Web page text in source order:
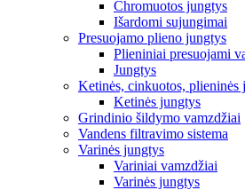
Chromuotos jungtys
Išardomi sujungimai
Presuojamo plieno jungtys
Plieniniai presuojami
Jungtys
Ketinės, cinkuotos, plieninės
Ketinės jungtys
Grindinio šildymo vamzdžiai
Vandens filtravimo sistema
Varinės jungtys
Variniai vamzdžiai
Varinės jungtys